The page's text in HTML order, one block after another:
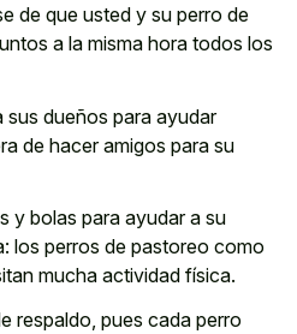
de que usted y su perro de
a la misma hora todos los
dueños para ayudar
de hacer amigos para su
y bolas para ayudar a su
los perros de pastoreo como
mucha actividad física.
respaldo, pues cada perro